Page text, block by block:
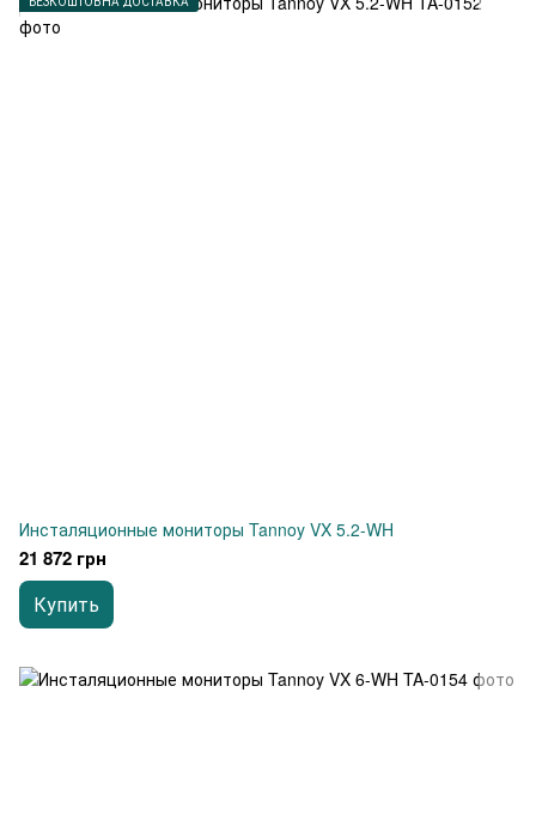
Инсталяционные мониторы Tannoy VX 5.2-WH
21 872 грн
Купить